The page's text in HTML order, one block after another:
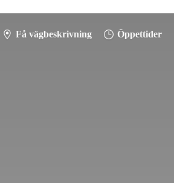
Få vägbeskrivning Öppettider